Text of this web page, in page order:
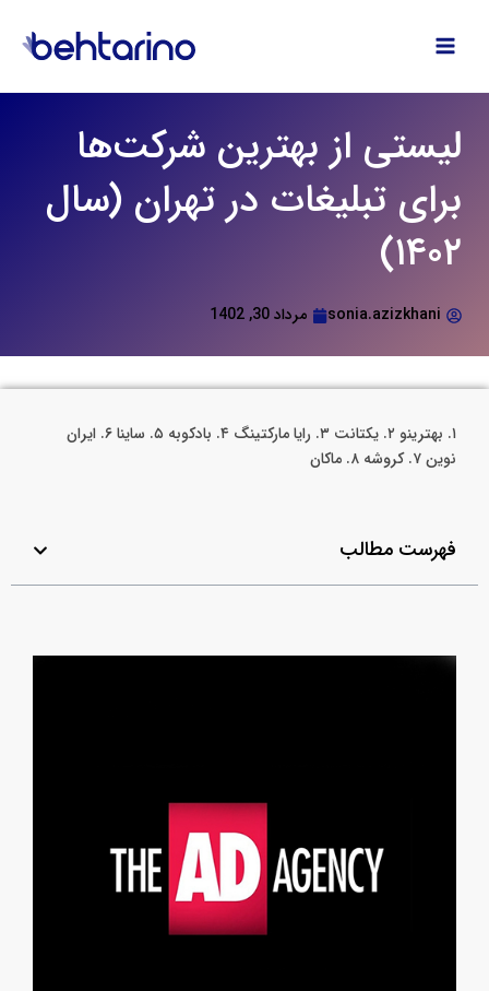
محتوا
لیستی از بهترین شرکت‌ها
برای تبلیغات در تهران (سال
۱۴۰۲)
sonia.azizkhani مرداد 30, 1402
۱. بهترینو ۲. یکتانت ۳. رایا مارکتینگ ۴. بادکوبه ۵. ساینا ۶. ایران
نوین ۷. کروشه ۸. ماکان
فهرست مطالب